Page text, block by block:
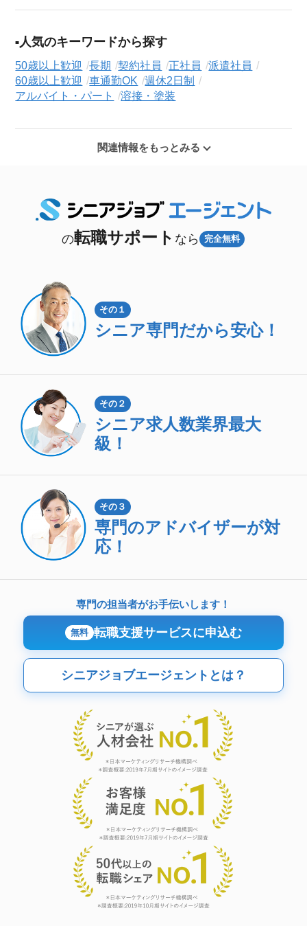
人気のキーワードから探す
50歳以上歓迎 長期 契約社員 正社員
派遣社員
60歳以上歓迎
車通勤OK
週休2日制
アルバイト・パート
溶接・塗装
関連情報をもっとみる
の転職サポート なら 完全無料
その１
シニア専門だから安心！
その２
シニア求人数業界最大
級！
その３
専門のアドバイザーが対
応！
専門の担当者がお手伝いします！
無料 転職支援サービスに申込む
シニアジョブエージェントとは？